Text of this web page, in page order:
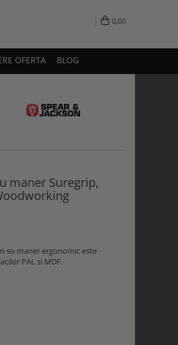
0,00
OFERTA BLOG
maner Suregrip,
so maner ergonomic este
PAL si MDF.